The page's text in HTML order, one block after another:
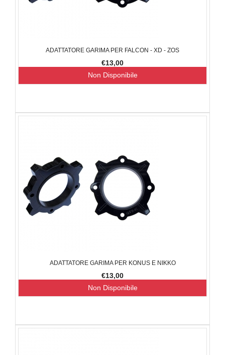
ADATTATORE GARIMA PER FALCON - XD - ZOS
€13,00
Non Disponibile
ADATTATORE GARIMA PER KONUS E NIKKO
€13,00
Non Disponibile